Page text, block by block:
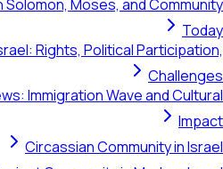
Ethiopian Jews: Operation
Arab Citizens of Israel:
Russian-Speaking Jews: